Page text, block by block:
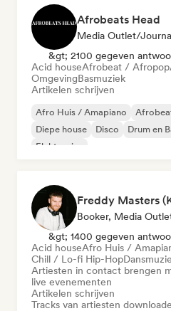
Afrobeats Head
Media Outlet/
&gt; 2100 gegeven
Acid houseAfrobeat / Afropop
OmgevingBasmuziek
Artikelen schrijven
Afro Huis / Amapiano
Diepe house
Disco Drum en
Elektronica
Freddy Masters
&gt; 1400 gegeven
Acid houseAfro Huis /
Chill / Lo-fi Hip-Hop
Artiesten in contact brengen
live evenementen
Artikelen schrijven
Tracks van artiesten